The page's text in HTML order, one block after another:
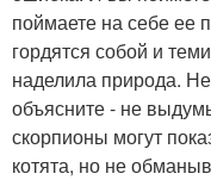
поймаете на себе ее
гордятся собой и
наделила природа.
объясните - не
скорпионы могут
котята, но не